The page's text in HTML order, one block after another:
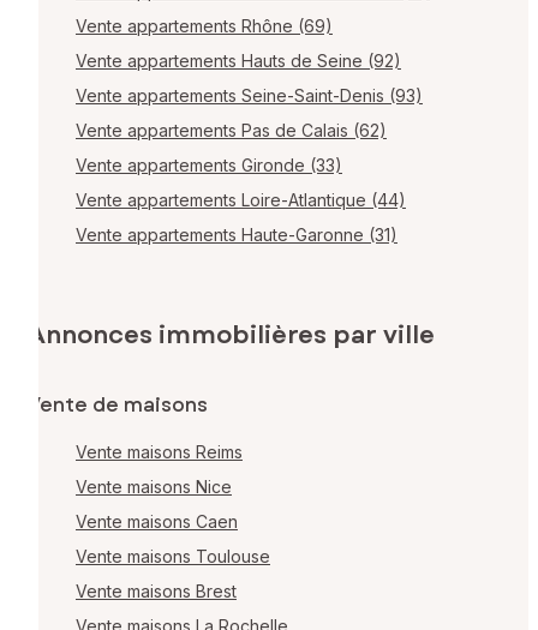
Vente appartements Rhône (69)
Vente appartements Hauts de Seine (92)
Vente appartements Seine-Saint-Denis (93)
Vente appartements Pas de Calais (62)
Vente appartements Gironde (33)
Vente appartements Loire-Atlantique (44)
Vente appartements Haute-Garonne (31)
Annonces immobilières par ville
Vente de maisons
Vente maisons Reims
Vente maisons Nice
Vente maisons Caen
Vente maisons Toulouse
Vente maisons Brest